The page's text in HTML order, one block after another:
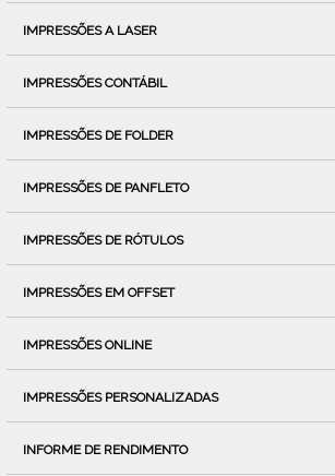
IMPRESSÕES A LASER
IMPRESSÕES CONTÁBIL
IMPRESSÕES DE FOLDER
IMPRESSÕES DE PANFLETO
IMPRESSÕES DE RÓTULOS
IMPRESSÕES EM OFFSET
IMPRESSÕES ONLINE
IMPRESSÕES PERSONALIZADAS
INFORME DE RENDIMENTO